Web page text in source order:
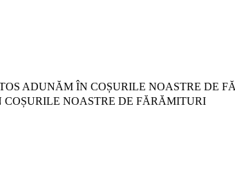
ADUNĂM ÎN COȘURILE NOASTRE DE
COȘURILE NOASTRE DE FĂRĂMITURI